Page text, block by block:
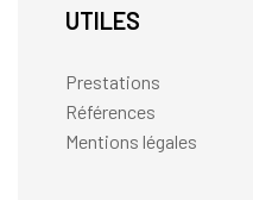
UTILES
Prestations
Références
Mentions légales